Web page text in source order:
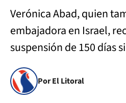
Verónica Abad, quien
embajadora en Israel,
suspensión de 150 días
Por El Litoral